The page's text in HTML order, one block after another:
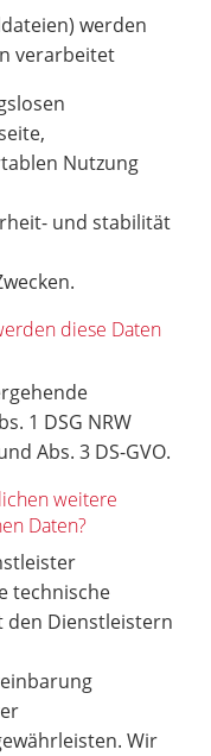
werden
verarbeitet
Nutzung
und stabilität
diese Daten
1 DSG NRW
Abs. 3 DS-GVO.
weitere
Daten?
technische
den Dienstleistern
Wir